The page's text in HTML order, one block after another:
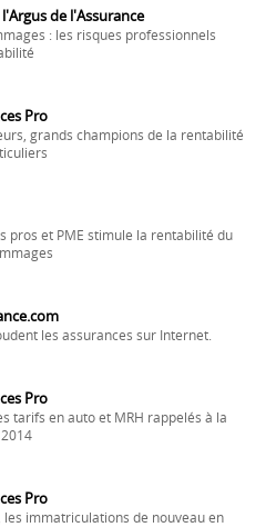
de l'Assurance
: les risques professionnels
Pro
grands champions de la rentabilité
pros et PME stimule la rentabilité du
les assurances sur Internet.
Pro
tarifs en auto et MRH rappelés à la
Pro
les immatriculations de nouveau en